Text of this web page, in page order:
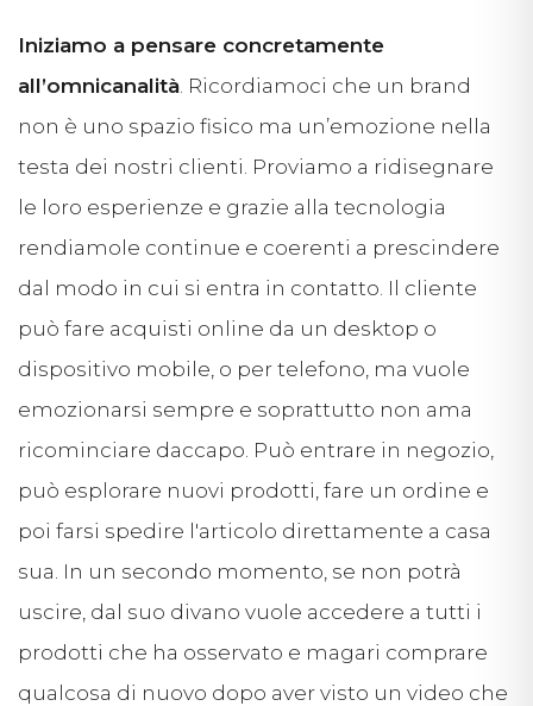
Iniziamo a pensare concretamente
all’omnicanalità . Ricordiamoci che un brand
non è uno spazio fisico ma un’emozione nella
testa dei nostri clienti. Proviamo a ridisegnare
le loro esperienze e grazie alla tecnologia
rendiamole continue e coerenti a prescindere
dal modo in cui si entra in contatto. Il cliente
può fare acquisti online da un desktop o
dispositivo mobile, o per telefono, ma vuole
emozionarsi sempre e soprattutto non ama
ricominciare daccapo. Può entrare in negozio,
può esplorare nuovi prodotti, fare un ordine e
poi farsi spedire l'articolo direttamente a casa
sua. In un secondo momento, se non potrà
uscire, dal suo divano vuole accedere a tutti i
prodotti che ha osservato e magari comprare
qualcosa di nuovo dopo aver visto un video che